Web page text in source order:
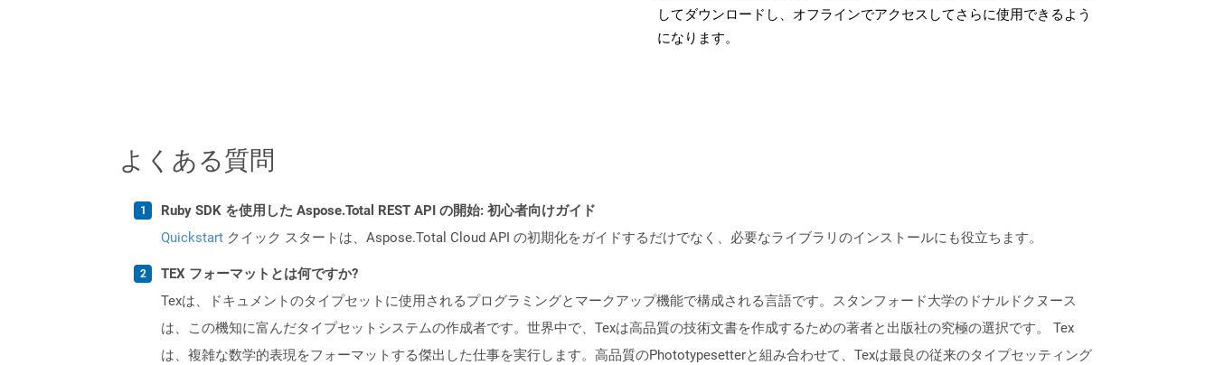
してダウンロードし、オフラインでアクセスしてさらに使用できるよう
になります。
よくある質問
Ruby SDK を使用した Aspose.Total REST API の開始: 初心者向けガイド
Quickstart クイック スタートは、Aspose.Total Cloud API の初期化をガイドするだけでなく、必要なライブラリのインストールにも役立ちます。
TEX フォーマットとは何ですか?
Texは、ドキュメントのタイプセットに使用されるプログラミングとマークアップ機能で構成される言語です。スタンフォード大学のドナルドクヌース
は、この機知に富んだタイプセットシステムの作成者です。世界中で、Texは高品質の技術文書を作成するための著者と出版社の究極の選択です。 Tex
は、複雑な数学的表現をフォーマットする傑出した仕事を実行します。高品質のPhototypesetterと組み合わせて、Texは最良の従来のタイプセッティング